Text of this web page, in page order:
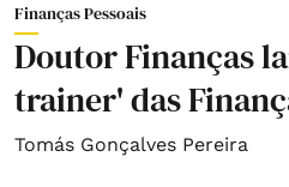
Finanças Pessoais
Doutor Finanças
trainer' das
Tomás Gonçalves Pereira